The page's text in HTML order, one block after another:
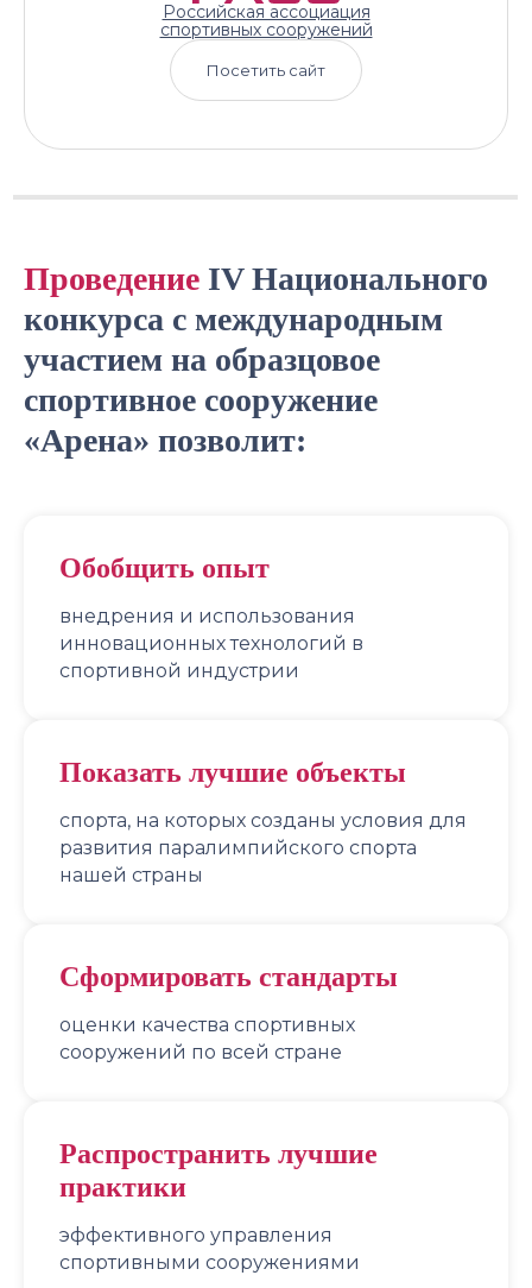
Российская ассоциация
спортивных сооружений
Посетить сайт
Проведение IV Национального
конкурса с международным
участием на образцовое
спортивное сооружение
«Арена» позволит:
Обобщить опыт
внедрения и использования
инновационных технологий в
спортивной индустрии
Показать лучшие объекты
спорта, на которых созданы условия для
развития паралимпийского спорта
нашей страны
Сформировать стандарты
оценки качества спортивных
сооружений по всей стране
Распространить лучшие
практики
эффективного управления
спортивными сооружениями